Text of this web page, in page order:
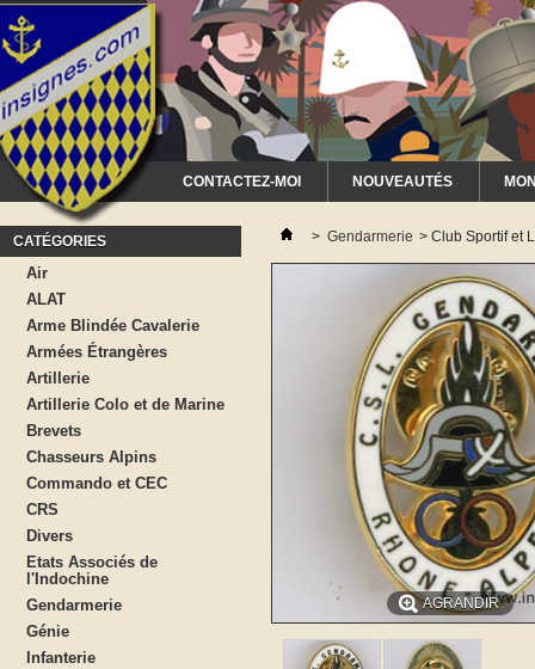
CONTACTEZ-MOI NOUVEAUTÉS
CATÉGORIES
Air
ALAT
Arme Blindée Cavalerie
Armées Étrangères
Artillerie
Artillerie Colo et de Marine
Brevets
Chasseurs Alpins
Commando et CEC
CRS
Divers
Etats Associés de
l'Indochine
Gendarmerie
Génie
Infanterie
> Gendarmerie > Club Sportif et
AGRANDIR